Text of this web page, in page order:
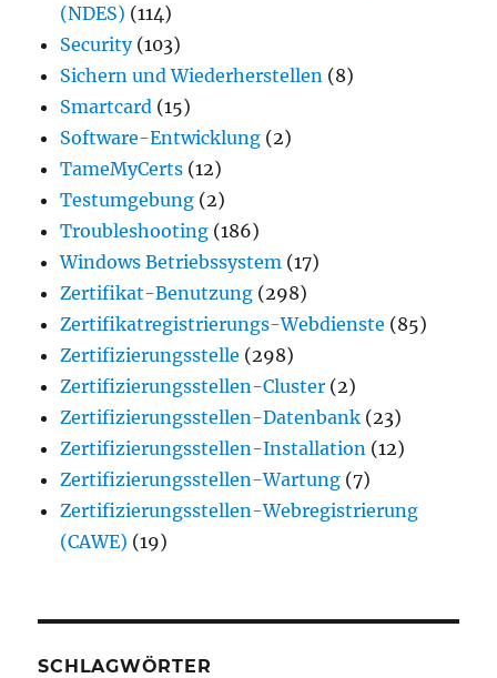
(NDES) (114)
Security(103)
Sichern und Wiederherstellen (8)
Smartcard (15)
Software-Entwicklung (2)
TameMyCerts (12)
Testumgebung (2)
Troubleshooting (186)
Windows Betriebssystem (17)
Zertifikat-Benutzung (298)
Zertifikatregistrierungs-Webdienste (85)
Zertifizierungsstelle (298)
Zertifizierungsstellen-Cluster (2)
Zertifizierungsstellen-Datenbank (23)
Zertifizierungsstellen-Installation (12)
Zertifizierungsstellen-Wartung (7)
Zertifizierungsstellen-Webregistrierung
(CAWE) (19)
SCHLAGWÖRTER